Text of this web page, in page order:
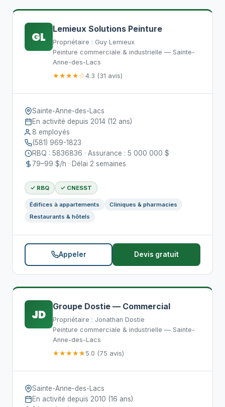
GL
Lemieux Solutions Peinture
Propriétaire : Guy Lemieux
Peinture commerciale & industrielle — Sainte-
Anne-des-Lacs
★★★★☆4.3 (31 avis)
Sainte-Anne-des-Lacs
En activité depuis 2014 (12 ans)
8 employés
(581) 969-1823
RBQ : 5836836 · Assurance : 5 000 000 $
79–99 $/h · Délai 2 semaines
✓ RBQ ✓ CNESST
Édifices à appartements
Cliniques & pharmacies
Restaurants & hôtels
Appeler Devis gratuit
JD
Groupe Dostie — Commercial
Propriétaire : Jonathan Dostie
Peinture commerciale & industrielle — Sainte-
Anne-des-Lacs
★★★★★5.0 (75 avis)
Sainte-Anne-des-Lacs
En activité depuis 2010 (16 ans)